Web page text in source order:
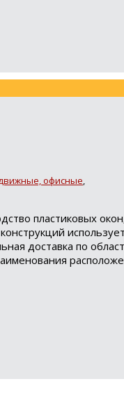
офисные,
пластиковых
доставка по